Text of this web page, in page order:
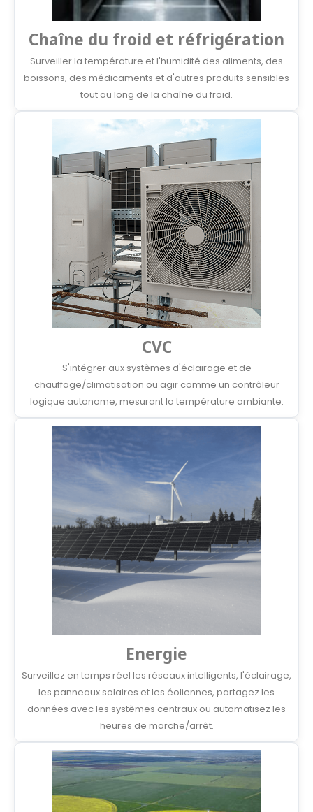
Chaîne du froid et réfrigération
Surveiller la température et l'humidité des aliments, des
boissons, des médicaments et d'autres produits sensibles
tout au long de la chaîne du froid.
CVC
S'intégrer aux systèmes d'éclairage et de
chauffage/climatisation ou agir comme un contrôleur
logique autonome, mesurant la température ambiante.
Energie
Surveillez en temps réel les réseaux intelligents, l'éclairage,
les panneaux solaires et les éoliennes, partagez les
données avec les systèmes centraux ou automatisez les
heures de marche/arrêt.